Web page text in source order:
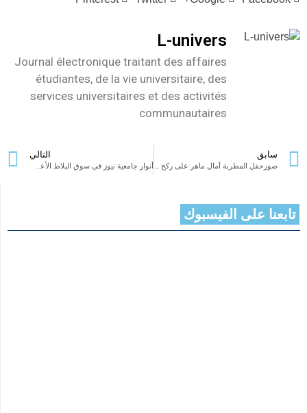
L-univers
Journal électronique traitant des affaires
étudiantes, de la vie universitaire, des
services universitaires et des activités
communautaires
سابق
صورحفل المطربة آمال ماهر على ركح مهرجان قرطاج الدولي 2024
التالي
أنوار جامعية نيوز في سوق البلاط الأعشاب الطبية أسرار عالم غامض
تابعنا على الفيسبوك